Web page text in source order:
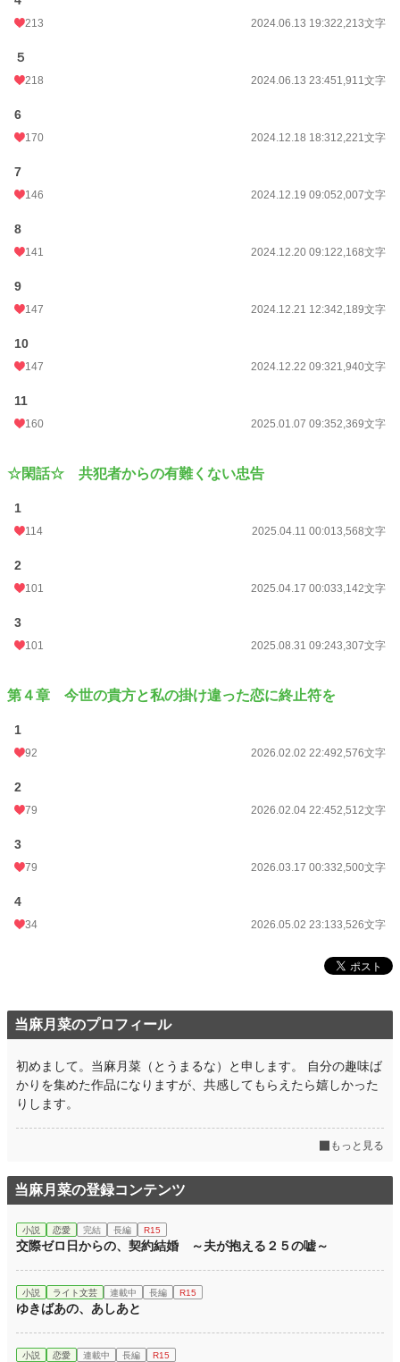
213 2024.06.13 19:322,213文字
５
218 2024.06.13 23:451,911文字
6
170 2024.12.18 18:312,221文字
7
146 2024.12.19 09:052,007文字
8
141 2024.12.20 09:122,168文字
9
147 2024.12.21 12:342,189文字
10
147 2024.12.22 09:321,940文字
11
160 2025.01.07 09:352,369文字
☆閑話☆ 共犯者からの有難くない忠告
1
114 2025.04.11 00:013,568文字
2
101 2025.04.17 00:033,142文字
3
101 2025.08.31 09:243,307文字
第４章 今世の貴方と私の掛け違った恋に終止符を
1
92 2026.02.02 22:492,576文字
2
79 2026.02.04 22:452,512文字
3
79 2026.03.17 00:332,500文字
4
34 2026.05.02 23:133,526文字
当麻月菜のプロフィール
初めまして。当麻月菜（とうまるな）と申します。 自分の趣味ば
かりを集めた作品になりますが、共感してもらえたら嬉しかった
りします。
もっと見る
当麻月菜の登録コンテンツ
小説 恋愛 完結 長編 R15
交際ゼロ日からの、契約結婚 ～夫が抱える２５の嘘～
小説 ライト文芸 連載中 長編 R15
ゆきばあの、あしあと
小説 恋愛 連載中 長編 R15